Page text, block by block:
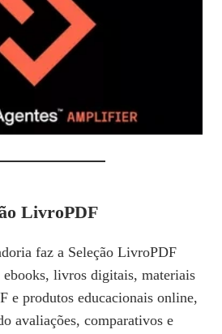
LivroPDF
faz a Seleção LivroPDF
ebooks, livros digitais, materiais
e produtos educacionais online,
avaliações, comparativos e